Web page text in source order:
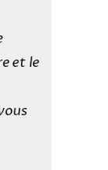
et le